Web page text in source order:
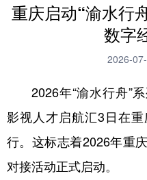
重庆启动“渝水行
数字
2026-
2026年“渝水行舟”
影视人才启航汇3日在
行。这标志着2026年重
对接活动正式启动。